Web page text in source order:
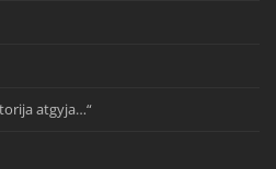
atgyja…“